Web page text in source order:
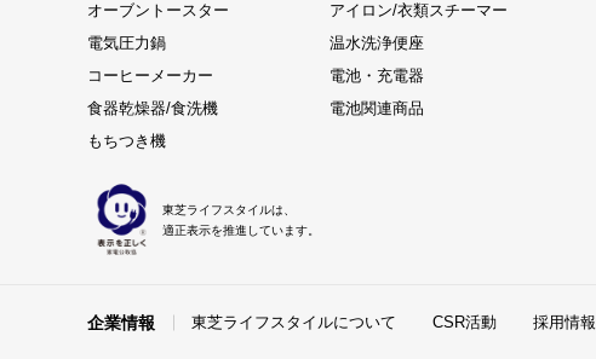
オーブントースター
電気圧力鍋
コーヒーメーカー
食器乾燥器/食洗機
もちつき機
アイロン/衣類スチーマー
温水洗浄便座
電池・充電器
電池関連商品
東芝ライフスタイルは、
適正表示を推進しています。
企業情報 東芝ライフスタイルについて CSR活動 採用情報